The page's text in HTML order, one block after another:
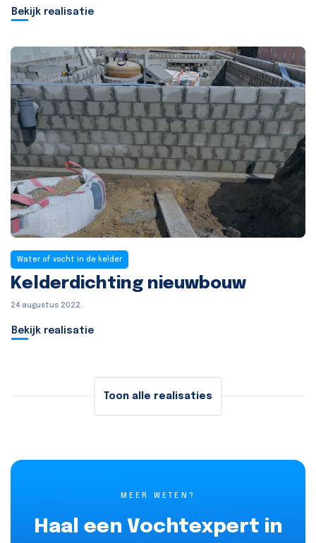
Bekijk realisatie
Water of vocht in de kelder
Kelderdichting nieuwbouw
24 augustus 2022
Bekijk realisatie
Toon alle realisaties
MEER WETEN?
Haal een Vochtexpert in